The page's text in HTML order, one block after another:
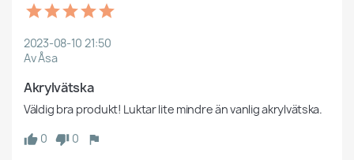
2023-08-10 21:50
Av Åsa
Akrylvätska
Väldig bra produkt! Luktar lite mindre än vanlig akrylvätska.
0
0